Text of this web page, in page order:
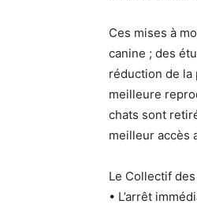
Ces mises à
canine ; des
réduction de la
meilleure
chats sont
meilleur accès
Le Collectif
• L’arrêt